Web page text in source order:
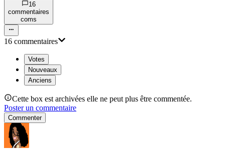
16
commentaires
coms
16 commentaires
Votes
Nouveaux
Anciens
Cette box est archivées elle ne peut plus être commentée.
Poster un commentaire
Commenter